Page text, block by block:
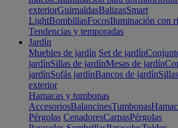
exteriorGuirnaldasBalizasSmart
LightBombillasFocosIluminación con
Tendencias y temporadas
Jardín
Muebles de jardín Set de jardín
jardínSillas de jardínMesas de jardín
jardínSofás jardínBancos de jardín
exterior
Hamacas y tumbonas
AccesoriosBalancinesTumbonas
Pérgolas CenadoresCarpasPérgolas